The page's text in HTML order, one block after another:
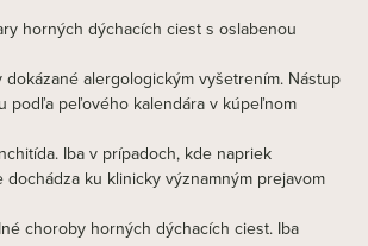
horných dýchacích ciest s oslabenou
alergologickým vyšetrením. Nástup
podľa peľového kalendára v kúpeľnom
Iba v prípadoch, kde napriek
dochádza ku klinicky významným prejavom
choroby horných dýchacích ciest. Iba